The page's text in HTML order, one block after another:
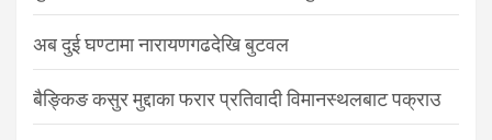
अब दुई घण्टामा नारायणगढदेखि बुटवल
बैङ्किङ कसुर मुद्दाका फरार प्रतिवादी विमानस्थलबाट पक्राउ